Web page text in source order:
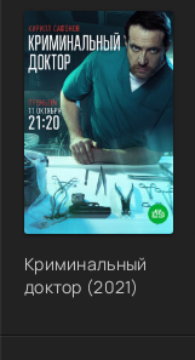
Криминальный
доктор (2021)